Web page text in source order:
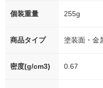
個装重量 255g
商品タイプ 塗装面・金
密度(g/cm3) 0.67